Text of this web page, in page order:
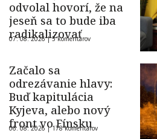
odvolal hovorí, že na
jeseň sa to bude iba
radikalizovať
07. 08. 2026 |5 komentárov
Začalo sa
odrezávanie hlavy:
Buď kapitulácia
Kyjeva, alebo nový
front vo Fínsku
06. 08. 2026 |178 komentárov